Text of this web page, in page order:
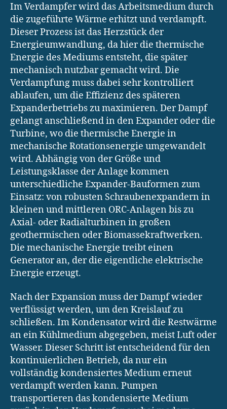
Im Verdampfer wird das Arbeitsmedium durch
die zugeführte Wärme erhitzt und verdampft.
Dieser Prozess ist das Herzstück der
Energieumwandlung, da hier die thermische
Energie des Mediums entsteht, die später
mechanisch nutzbar gemacht wird. Die
Verdampfung muss dabei sehr kontrolliert
ablaufen, um die Effizienz des späteren
Expanderbetriebs zu maximieren. Der Dampf
gelangt anschließend in den Expander oder die
Turbine, wo die thermische Energie in
mechanische Rotationsenergie umgewandelt
wird. Abhängig von der Größe und
Leistungsklasse der Anlage kommen
unterschiedliche Expander-Bauformen zum
Einsatz: von robusten Schraubenexpandern in
kleinen und mittleren ORC-Anlagen bis zu
Axial- oder Radialturbinen in großen
geothermischen oder Biomassekraftwerken.
Die mechanische Energie treibt einen
Generator an, der die eigentliche elektrische
Energie erzeugt.
Nach der Expansion muss der Dampf wieder
verflüssigt werden, um den Kreislauf zu
schließen. Im Kondensator wird die Restwärme
an ein Kühlmedium abgegeben, meist Luft oder
Wasser. Dieser Schritt ist entscheidend für den
kontinuierlichen Betrieb, da nur ein
vollständig kondensiertes Medium erneut
verdampft werden kann. Pumpen
transportieren das kondensierte Medium